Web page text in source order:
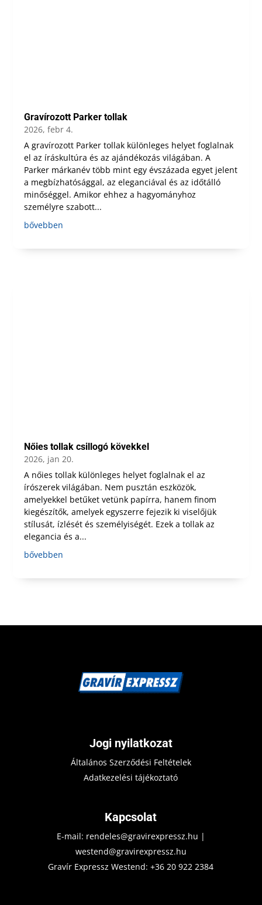
Gravírozott Parker tollak
2026, febr 4.
A gravírozott Parker tollak különleges helyet foglalnak
el az íráskultúra és az ajándékozás világában. A
Parker márkanév több mint egy évszázada egyet jelent
a megbízhatósággal, az eleganciával és az időtálló
minőséggel. Amikor ehhez a hagyományhoz
személyre szabott...
bővebben
Nőies tollak csillogó kövekkel
2026, jan 20.
A nőies tollak különleges helyet foglalnak el az
írószerek világában. Nem pusztán eszközök,
amelyekkel betűket vetünk papírra, hanem finom
kiegészítők, amelyek egyszerre fejezik ki viselőjük
stílusát, ízlését és személyiségét. Ezek a tollak az
elegancia és a...
bővebben
Jogi nyilatkozat
Általános Szerződési Feltételek
Adatkezelési tájékoztató
Kapcsolat
E-mail: rendeles@gravirexpressz.hu |
westend@gravirexpressz.hu
Gravír Expressz Westend:+36 20 922 2384